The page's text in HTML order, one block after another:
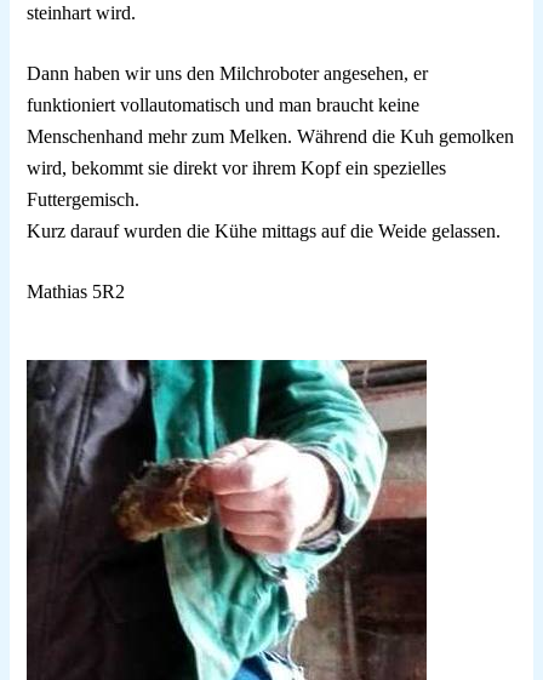
steinhart wird.
Dann haben wir uns den Milchroboter angesehen, er
funktioniert vollautomatisch und man braucht keine
Menschenhand mehr zum Melken. Während die Kuh gemolken
wird, bekommt sie direkt vor ihrem Kopf ein spezielles
Futtergemisch.
Kurz darauf wurden die Kühe mittags auf die Weide gelassen.
Mathias 5R2